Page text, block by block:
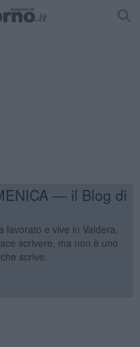
— il Blog di
lavorato e vive in Valdera,
scrivere, ma non è uno
scrive.